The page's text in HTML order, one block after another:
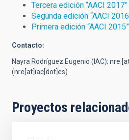
Tercera edición “AACI 2017”
Segunda edición “AACI
Primera edición “AACI 2015”
Contacto:
Nayra Rodríguez Eugenio (IAC): nre
(nre[at]iac[dot]es)
Proyectos